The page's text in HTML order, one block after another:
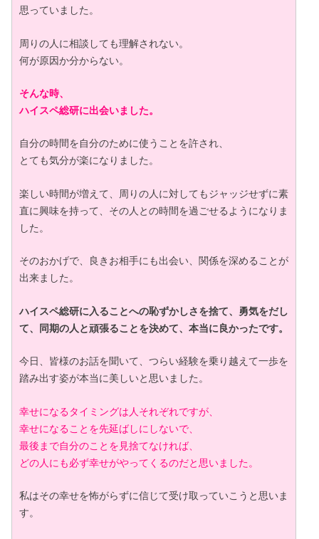
思っていました。
周りの人に相談しても理解されない。
何が原因か分からない。
そんな時、
ハイスペ総研に出会いました。
自分の時間を自分のために使うことを許され、
とても気分が楽になりました。
楽しい時間が増えて、周りの人に対してもジャッジせずに素
直に興味を持って、その人との時間を過ごせるようになりま
した。
そのおかげで、良きお相手にも出会い、関係を深めることが
出来ました。
ハイスペ総研に入ることへの恥ずかしさを捨て、勇気をだし
て、同期の人と頑張ることを決めて、本当に良かったです。
今日、皆様のお話を聞いて、つらい経験を乗り越えて一歩を
踏み出す姿が本当に美しいと思いました。
幸せになるタイミングは人それぞれですが、
幸せになることを先延ばしにしないで、
最後まで自分のことを見捨てなければ、
どの人にも必ず幸せがやってくるのだと思いました。
私はその幸せを怖がらずに信じて受け取っていこうと思いま
す。